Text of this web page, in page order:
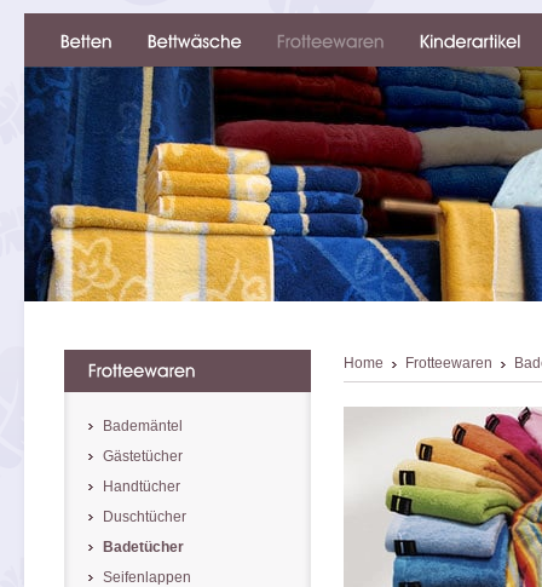
Home Frotteewaren
Bademäntel
Gästetücher
Handtücher
Duschtücher
Badetücher
Seifenlappen